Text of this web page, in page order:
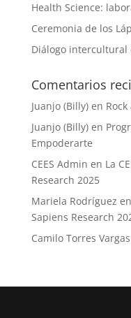
Health Science:
Ceremonia de los
Diálogo intercultural
Comentarios
Juanjo (Billy)en Rock
Juanjo (Billy)en
Empoderarte
CEES Admin en La
Research 2025
Mariela Rodríguez en
Sapiens Research
Camilo Torres Vargas